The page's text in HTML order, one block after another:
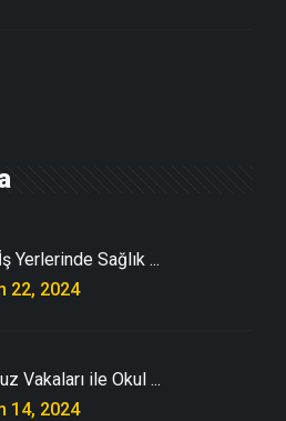
Yerlerinde Sağlık ...
22, 2024
Vakaları ile Okul ...
14, 2024